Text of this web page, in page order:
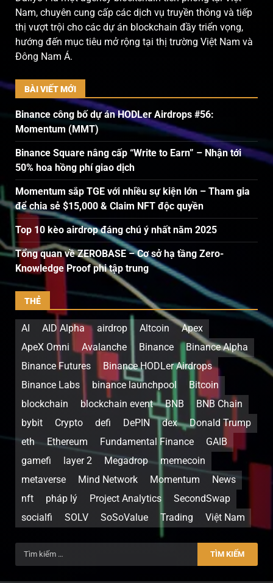
Nam, chuyên cung cấp các dịch vụ truyền thông và tiếp
thị vượt trội cho các dự án blockchain đầy triển vọng,
hướng đến mục tiêu mở rộng tại thị trường Việt Nam và
Đông Nam Á.
BÀI VIẾT MỚI
Binance công bố dự án HODLer Airdrops #56:
Momentum (MMT)
Binance Square nâng cấp “Write to Earn” – Nhận tới
50% hoa hồng phí giao dịch
Momentum sắp TGE với nhiều sự kiện lớn – Tham gia
để chia sẻ $15,000 & Claim NFT độc quyền
Top 10 kèo airdrop đáng chú ý nhất năm 2025
Tổng quan về ZEROBASE – Cơ sở hạ tầng Zero-
Knowledge Proof phi tập trung
THẺ
AI AID Alpha airdrop Altcoin
Apex
ApeX Omni
Avalanche Binance
Binance Alpha
Binance Futures
Binance HODLer Airdrops
Binance Labs
binance launchpool
Bitcoin
blockchain
blockchain event BNB
BNB Chain
bybit
Crypto defi DePIN dex
Donald Trump
eth
Ethereum Fundamental Finance
GAIB
gamefi
layer 2 Megadrop
memecoin
metaverse
Mind Network Momentum
News
nft
pháp lý Project Analytics
SecondSwap
socialfi
SOLV SoSoValue Trading Việt Nam